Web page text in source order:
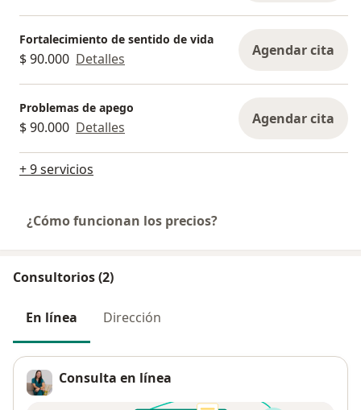
Fortalecimiento de sentido de vida
$ 90.000 Detalles Agendar cita
Problemas de apego
$ 90.000 Detalles Agendar cita
+ 9 servicios
¿Cómo funcionan los precios?
Consultorios (2)
En línea Dirección
Consulta en línea